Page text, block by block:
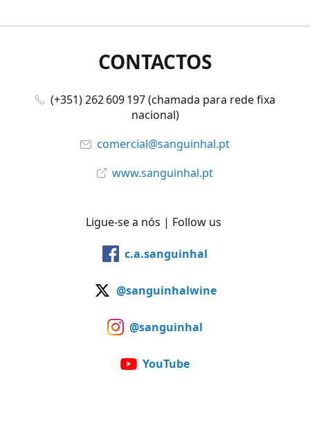
CONTACTOS
(+351) 262 609 197 (chamada para rede fixa
nacional)
comercial@sanguinhal.pt
www.sanguinhal.pt
Ligue-se a nós | Follow us
c.a.sanguinhal
@sanguinhalwine
@sanguinhal
YouTube